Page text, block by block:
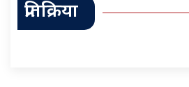
प्रतिक्रिया